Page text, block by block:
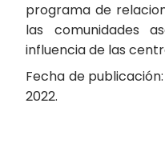
programa de
las comunidades
influencia de las
Fecha de
2022.